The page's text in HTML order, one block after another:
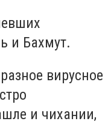
и Бахмут.
вирусное
и чихании,